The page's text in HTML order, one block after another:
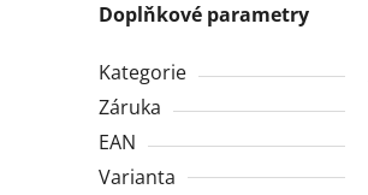
Doplňkové parametry
Kategorie
Záruka
EAN
Varianta